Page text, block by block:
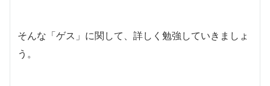
そんな「ゲス」に関して、詳しく勉強していきましょ
う。